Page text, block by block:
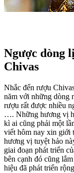
Ngược dòng
Chivas
Nhắc đến rượu
năm với những dòng
rượu rất được nhiều
…. Những hương vị
kì ai cũng phải một
viết hôm nay xin giới
hương vị tuyệt hảo
giai đoạn phát triển
bên cạnh đó cũng
hiệu đã phát triển